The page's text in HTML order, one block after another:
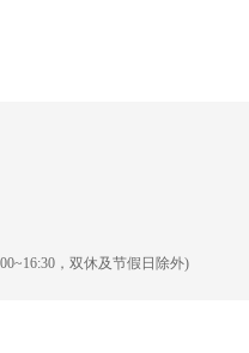
，双休及节假日除外)